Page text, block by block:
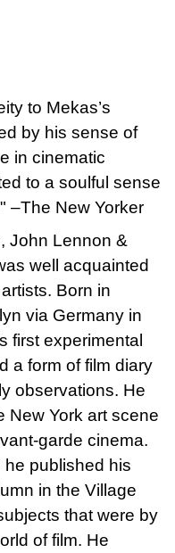
to Mekas’s
by his sense of
in cinematic
to a soulful sense
–The New Yorker
John Lennon &
well acquainted
Born in
via Germany in
first experimental
a form of film diary
observations. He
New York art scene
garde cinema.
published his
in the Village
that were by
of film. He